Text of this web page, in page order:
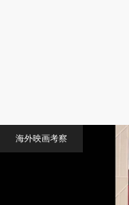
海外映画考察